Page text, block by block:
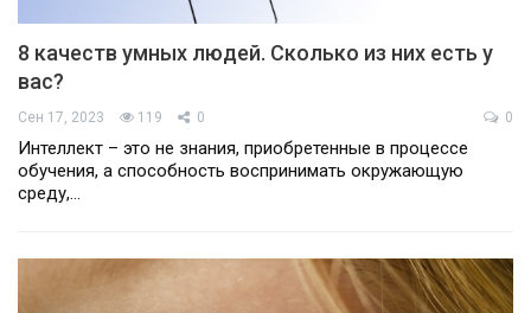
8 качеств умных людей. Сколько из них есть у
вас?
Сен 17, 2023 119 0 0
Интеллект – это не знания, приобретенные в процессе
обучения, а способность воспринимать окружающую
среду,…